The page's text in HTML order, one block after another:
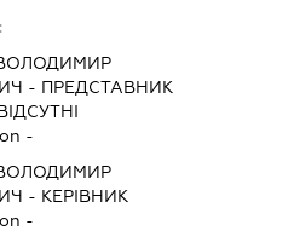
- ПРЕДСТАВНИК
-
- КЕРІВНИК
-